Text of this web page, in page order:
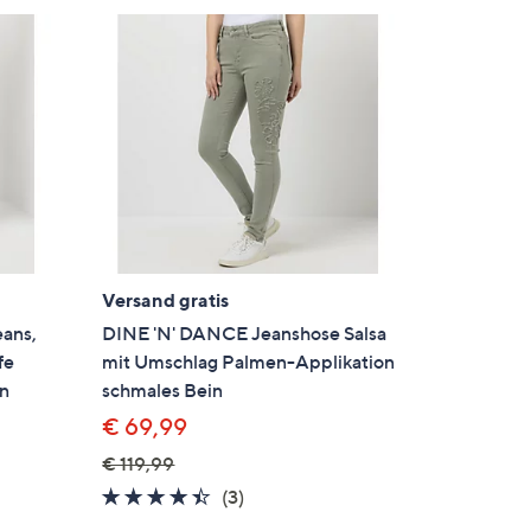
Versand gratis
DINE 'N' DANCE Jeanshose Salsa
mit Umschlag Palmen-Applikation
schmales Bein
€ 69,99
€ 119,99
4.3
(3)